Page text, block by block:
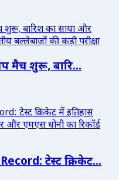
मैच शुरू, बारि...
टेस्ट क्रिकेट...